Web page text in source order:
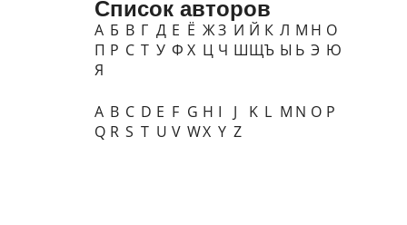
Список авторов
А Б В Г Д Е Ё ЖЗ И Й К Л М Н О
П Р С Т У Ф Х Ц Ч ШЩЪ Ы Ь Э Ю
Я
A B C D E F G H I J K L M N O P
Q R S T U V WX Y Z